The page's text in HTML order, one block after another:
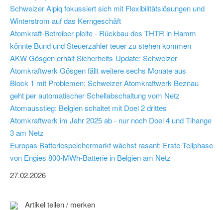
Schweizer Alpiq fokussiert sich mit Flexibilitätslösungen und
Winterstrom auf das Kerngeschäft
Atomkraft-Betreiber pleite - Rückbau des THTR in Hamm
könnte Bund und Steuerzahler teuer zu stehen kommen
AKW Gösgen erhält Sicherheits-Update: Schweizer
Atomkraftwerk Gösgen fällt weitere sechs Monate aus
Block 1 mit Problemen: Schweizer Atomkraftwerk Beznau
geht per automatischer Schellabschaltung vom Netz
Atomausstieg: Belgien schaltet mit Doel 2 drittes
Atomkraftwerk im Jahr 2025 ab - nur noch Doel 4 und Tihange
3 am Netz
Europas Batteriespeichermarkt wächst rasant: Erste Teilphase
von Engies 800-MWh-Batterie in Belgien am Netz
27.02.2026
Artikel teilen / merken